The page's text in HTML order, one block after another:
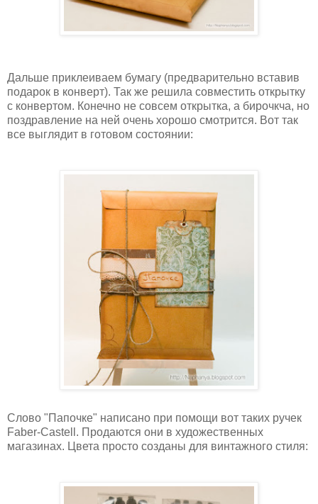
Дальше приклеиваем бумагу (предварительно вставив
подарок в конверт). Так же решила совместить открытку
с конвертом. Конечно не совсем открытка, а бирочкча, но
поздравление на ней очень хорошо смотрится. Вот так
все выглядит в готовом состоянии:
Слово "Папочке" написано при помощи вот таких ручек
Faber-Castell. Продаются они в художественных
магазинах. Цвета просто созданы для винтажного стиля: